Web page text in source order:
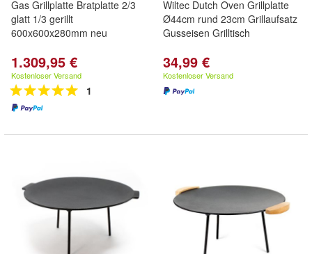
Gas Grillplatte Bratplatte 2/3
glatt 1/3 gerillt
600x600x280mm neu
1.309,95 €
Kostenloser Versand
1
Wiltec Dutch Oven Grillplatte
Ø44cm rund 23cm Grillaufsatz
Gusseisen Grilltisch
34,99 €
Kostenloser Versand